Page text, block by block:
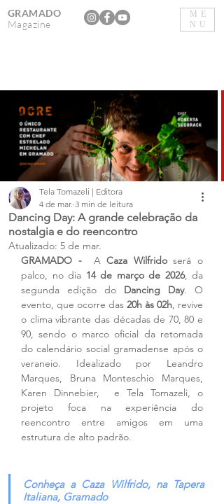
ME
NU
GRAMADO
Magazine
Dancing Day: A grande celebração da
nostalgia e do reencontro
Tela Tomazeli | Editora
4 de mar. 3 min de leitura
Atualizado: 5 de mar.
GRAMADO - A Caza Wilfrido será o
palco, no dia 14 de março de 2026, da
segunda edição do Dancing Day. O
evento, que ocorre das 20h às 02h, revive
o clima vibrante das décadas de 70, 80 e
90, sendo o marco oficial da retomada
do calendário social gramadense após o
veraneio. Idealizado por Leandro
Marques, Bruna Monteschio Marques,
Karen Dinnebier,  e Tela Tomazeli, o
projeto foca na experiência do
reencontro entre amigos em uma
estrutura de alto padrão.
Conheça a Caza Wilfrido, na Tapera
Italiana, Gramado